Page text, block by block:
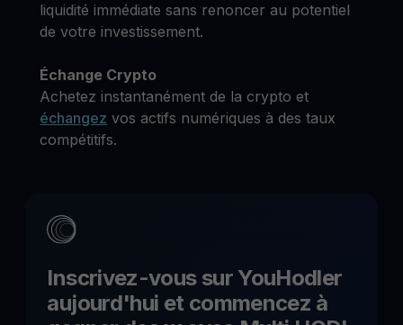
liquidité immédiate sans renoncer au potentiel
de votre investissement.
Échange Crypto
Achetez instantanément de la crypto et
échangez vos actifs numériques à des taux
compétitifs.
Inscrivez-vous sur YouHodler
aujourd'hui et commencez à